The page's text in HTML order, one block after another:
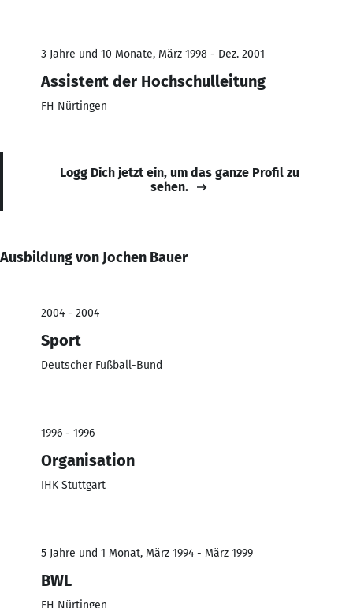
3 Jahre und 10 Monate, März 1998 - Dez. 2001
Assistent der Hochschulleitung
FH Nürtingen
Logg Dich jetzt ein, um das ganze Profil zu
sehen.
Ausbildung von Jochen Bauer
2004 - 2004
Sport
Deutscher Fußball-Bund
1996 - 1996
Organisation
IHK Stuttgart
5 Jahre und 1 Monat, März 1994 - März 1999
BWL
FH Nürtingen